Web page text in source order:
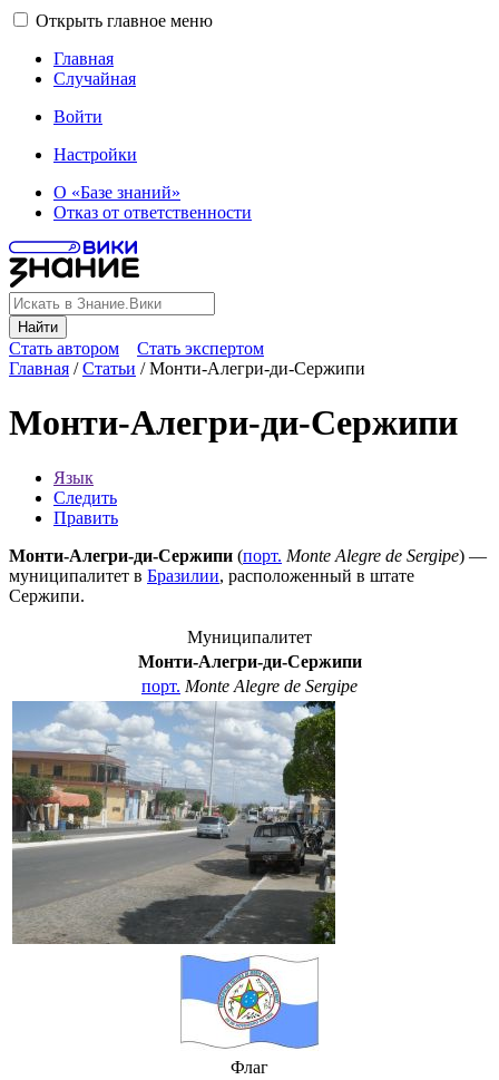
Открыть главное меню
Главная
Случайная
Войти
Настройки
О «Базе знаний»
Отказ от ответственности
Найти
Стать автором
Стать экспертом
Главная /Статьи /Монти-Алегри-ди-Сержипи
Монти-Алегри-ди-Сержипи
Язык
Следить
Править
Монти-Алегри-ди-Сержипи (порт. Monte Alegre de Sergipe) —
муниципалитет в Бразилии, расположенный в штате
Сержипи.
Муниципалитет
Монти-Алегри-ди-Сержипи
порт. Monte Alegre de Sergipe
Флаг